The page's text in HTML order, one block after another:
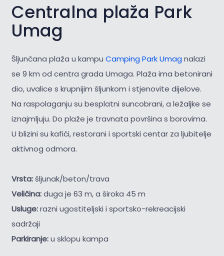
Centralna plaža Park
Umag
Šljunčana plaža u kampu Camping Park Umag nalazi
se 9 km od centra grada Umaga. Plaža ima betonirani
dio, uvalice s krupnijim šljunkom i stjenovite dijelove.
Na raspolaganju su besplatni suncobrani, a ležaljke se
iznajmljuju. Do plaže je travnata površina s borovima.
U blizini su kafići, restorani i sportski centar za ljubitelje
aktivnog odmora.
Vrsta:šljunak/beton/trava
Veličina:duga je 63 m, a široka 45 m
Usluge:razni ugostiteljski i sportsko-rekreacijski
sadržaji
Parkiranje:u sklopu kampa